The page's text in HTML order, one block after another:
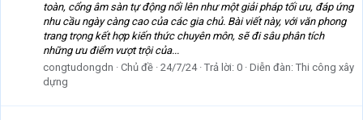
toàn, cổng âm sàn tự động nổi lên như một giải pháp tối ưu, đáp ứng
nhu cầu ngày càng cao của các gia chủ. Bài viết này, với văn phong
trang trọng kết hợp kiến thức chuyên môn, sẽ đi sâu phân tích
những ưu điểm vượt trội của...
congtudongdn
Chủ đề 24/7/24 Trả lời: 0 Diễn đàn: Thi công xây
dựng